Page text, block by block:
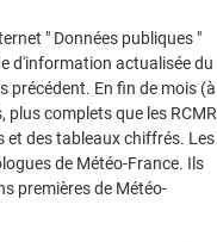
" Données publiques "
d'information actualisée du
précédent. En fin de mois (à
complets que les RCMR
et des tableaux chiffrés. Les
de Météo-France. Ils
premières de Météo-